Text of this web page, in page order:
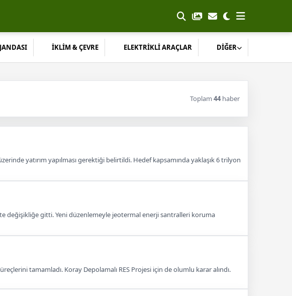
İKLİM & ÇEVRE ELEKTRİKLİ ARAÇLAR DİĞER
Toplam 44haber
yatırım yapılması gerektiği belirtildi. Hedef kapsamında yaklaşık 6 trilyon
değişikliğe gitti. Yeni düzenlemeyle jeotermal enerji santralleri koruma
tamamladı. Koray Depolamalı RES Projesi için de olumlu karar alındı.